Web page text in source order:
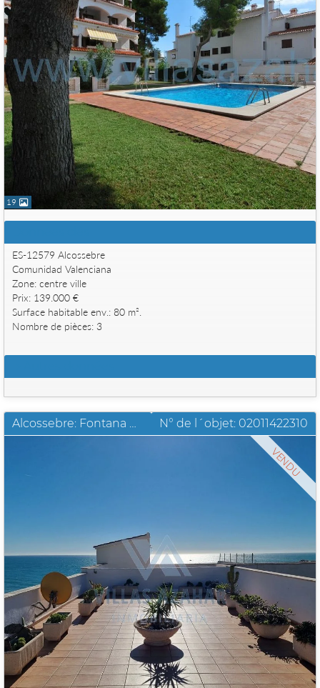
19
ES-12579 Alcossebre
Comunidad Valenciana
Zone: centre ville
Prix: 139.000 €
Surface habitable env.: 80 m².
Nombre de pièces: 3
Alcossebre: Fontana Real penthouse avec terrasse ensoleillée de 130 m2 N° de l´objet: 02011422310
VENDU